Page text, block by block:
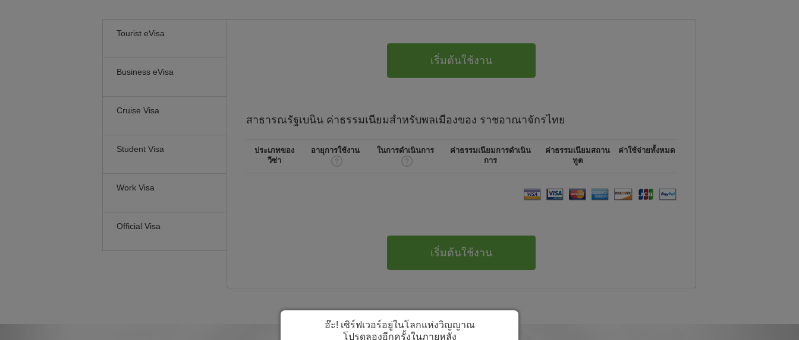
Tourist eVisa
Business eVisa
Cruise Visa
Student Visa
Work Visa
Official Visa
เริ่มต้นใช้งาน
สาธารณรัฐเบนิน ค่าธรรมเนียมสำหรับพลเมืองของ ราชอาณาจักรไทย
ประเภทของ
วีซ่า
อายุการใช้งาน ในการดำเนินการ
ค่าธรรมเนียมการดำเนิน
การ
ค่าธรรมเนียมสถาน
ทูต
ค่าใช้จ่ายทั้งหมด
เริ่มต้นใช้งาน
อ๊ะ! เซิร์ฟเวอร์อยู่ในโลกแห่งวิญญาณ
โปรดลองอีกครั้งในภายหลัง